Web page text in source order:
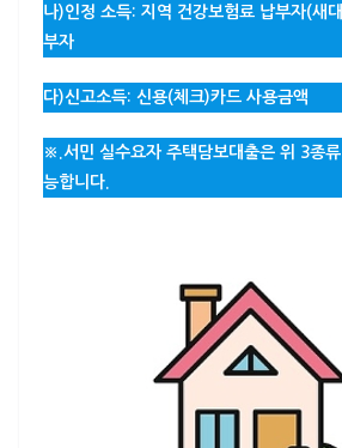
나)인정 소득: 지역 건강보험료 납부자(새
부자
다)신고소득: 신용(체크)카드 사용금액
※. 서민 실수요자 주택담보대출은 위 3종
능합니다.